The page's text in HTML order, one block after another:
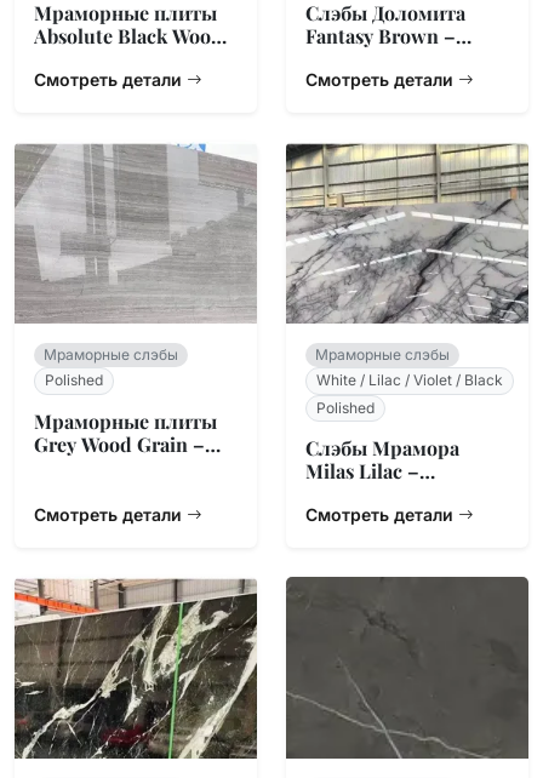
Мраморные плиты
Absolute Black Wood
Смотреть детали
Слэбы Доломита
Fantasy Brown –
Камень из Индии
Смотреть детали
Мраморные слэбы
Polished
Мраморные плиты
Grey Wood Grain –
Смотреть детали
Мраморные слэбы
White / Lilac / Violet / Black
Polished
Слэбы Мрамора
Milas Lilac –
Натуральный
Смотреть детали